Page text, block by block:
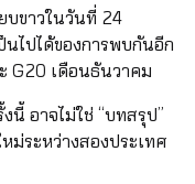
ขาวในวันที่ 24
ไปได้ของการพบกันอีก
G20 เดือนธันวาคม
อาจไม่ใช่ “บทสรุป”
ระหว่างสองประเทศ